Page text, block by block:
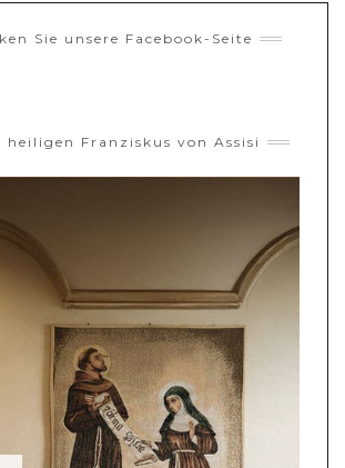
Sie unsere Facebook-Seite
heiligen Franziskus von Assisi